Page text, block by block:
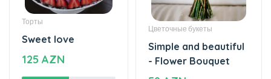
59 AZN